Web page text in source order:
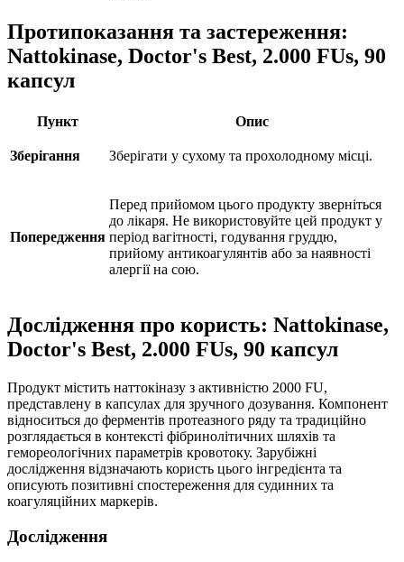
Протипоказання та застереження:
Nattokinase, Doctor's Best, 2.000 FUs, 90
капсул
Пункт Опис
Зберігання Зберігати у сухому та прохолодному місці.
Попередження
Перед прийомом цього продукту зверніться
до лікаря. Не використовуйте цей продукт у
період вагітності, годування груддю,
прийому антикоагулянтів або за наявності
алергії на сою.
Дослідження про користь: Nattokinase,
Doctor's Best, 2.000 FUs, 90 капсул
Продукт містить наттокіназу з активністю 2000 FU,
представлену в капсулах для зручного дозування. Компонент
відноситься до ферментів протеазного ряду та традиційно
розглядається в контексті фібринолітичних шляхів та
гемореологічних параметрів кровотоку. Зарубіжні
дослідження відзначають користь цього інгредієнта та
описують позитивні спостереження для судинних та
коагуляційних маркерів.
Дослідження